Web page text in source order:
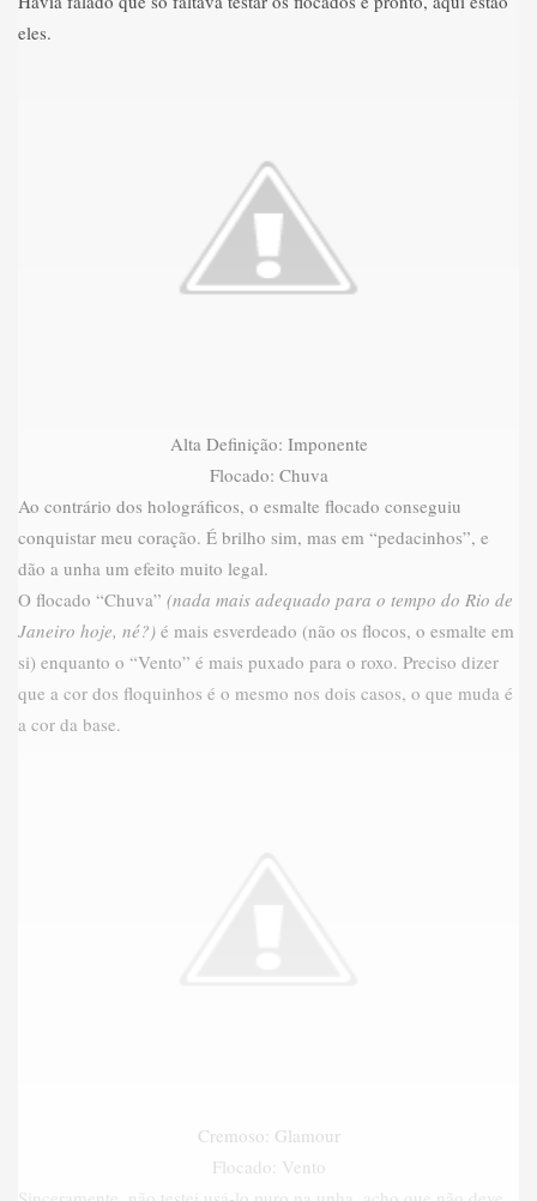
eles.
Alta Definição: Imponente
Flocado: Chuva
Ao contrário dos holográficos, o esmalte flocado conseguiu
conquistar meu coração. É brilho sim, mas em “pedacinhos”, e
dão a unha um efeito muito legal.
O flocado “Chuva” (nada mais adequado para o tempo do Rio de
Janeiro hoje, né?) é mais esverdeado (não os flocos, o esmalte em
si) enquanto o “Vento” é mais puxado para o roxo. Preciso dizer
que a cor dos floquinhos é o mesmo nos dois casos, o que muda é
a cor da base.
Cremoso: Glamour
Flocado: Vento